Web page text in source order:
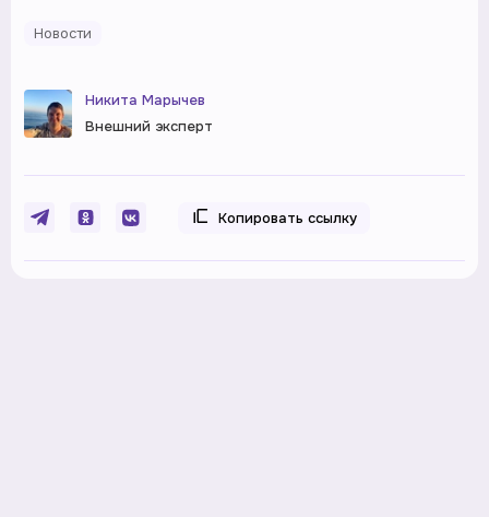
Новости
Никита Марычев
Внешний эксперт
Копировать ссылку